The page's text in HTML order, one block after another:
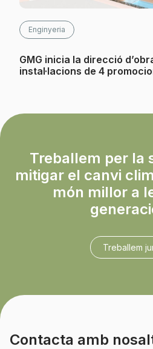
Enginyeria
GMG inicia la direcció
instal·lacions de 4
Treballem per la
mitigar el canvi
món millor a
Treballem
Contacta amb